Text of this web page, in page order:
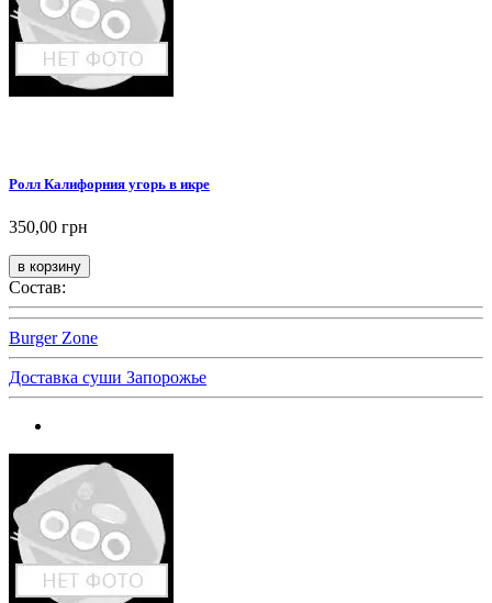
Ролл Калифорния угорь в икре
350,00 грн
Состав:
Burger Zone
Доставка суши Запорожье